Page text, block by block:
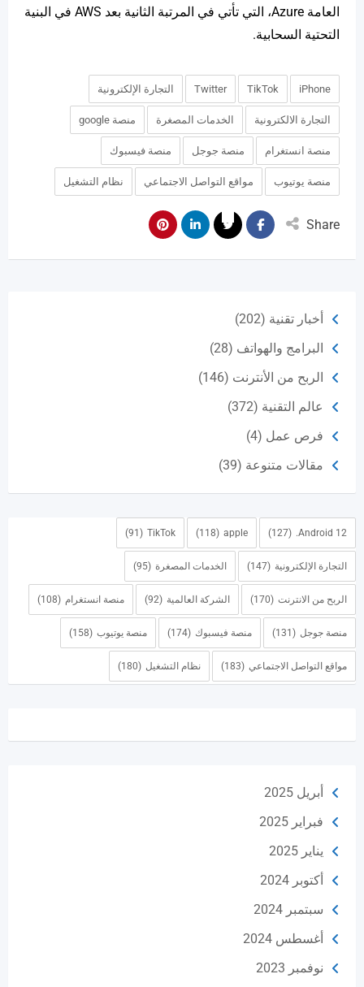
العامة Azure، التي تأتي في المرتبة الثانية بعد AWS في البنية
التحتية السحابية.
iPhone
TikTok
Twitter التجارة الإلكترونية
التجارة الالكترونية الخدمات المصغرة منصة google
منصة انستغرام منصة جوجل منصة فيسبوك
منصة يوتيوب مواقع التواصل الاجتماعي نظام التشغيل
Share
أخبار تقنية (202)
البرامج والهواتف (28)
الربح من الأنترنت (146)
عالم التقنية (372)
فرص عمل (4)
مقالات متنوعة (39)
Android 12.
(127)
apple
(118)
TikTok
(91)
التجارة الإلكترونية (147) الخدمات المصغرة (95)
الربح من الانترنت (170) الشركة العالمية (92) منصة انستغرام (108)
منصة جوجل (131) منصة فيسبوك (174) منصة يوتيوب (158)
مواقع التواصل الاجتماعي (183) نظام التشغيل (180)
أبريل 2025
فبراير 2025
يناير 2025
أكتوبر 2024
سبتمبر 2024
أغسطس 2024
نوفمبر 2023